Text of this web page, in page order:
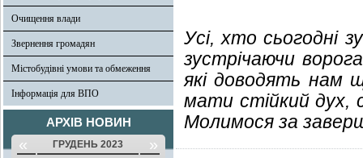
Очищення влади
Звернення громадян
Містобудівні умови та обмеження
Інформація для ВПО
АРХІВ НОВИН
« ГРУДЕНЬ 2023 »
Усі, хто сьогодні
зустрічаючи
які доводять нам
мати стійкий дух,
Молимося за